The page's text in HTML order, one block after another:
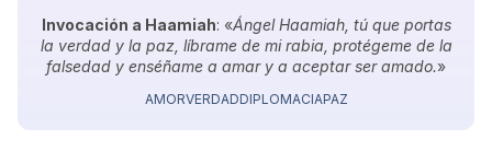
Invocación a Haamiah: «Ángel Haamiah, tú que portas
la verdad y la paz, líbrame de mi rabia, protégeme de la
falsedad y enséñame a amar y a aceptar ser amado.»
AMORVERDADDIPLOMACIAPAZ